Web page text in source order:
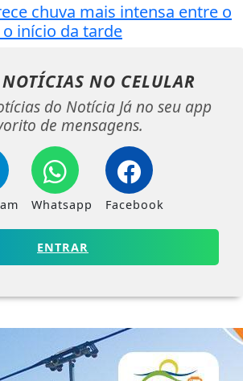
chuva mais intensa entre o
início da tarde
NO CELULAR
do Notícia Já no seu app
de mensagens.
Whatsapp Facebook
ENTRAR